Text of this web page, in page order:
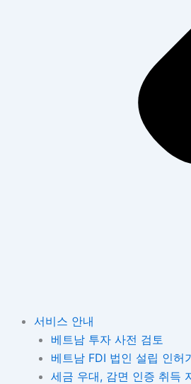
서비스 안내
베트남 투자 사전 검토
베트남 FDI 법인 설립 인허
세금 우대, 감면 인증 취득